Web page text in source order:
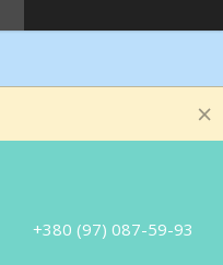
+380 (97) 087-59-93